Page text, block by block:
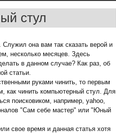
стул
она вам так сказать верой и
несколько месяцев. Здесь
в данном случае? Как раз, об
статьи.
руками чинить, то первым
как чинить компьютерный стул. Для
поисковиком, например, yahoo,
"Сам себе мастер" или "Юный
свое время и данная статья хотя